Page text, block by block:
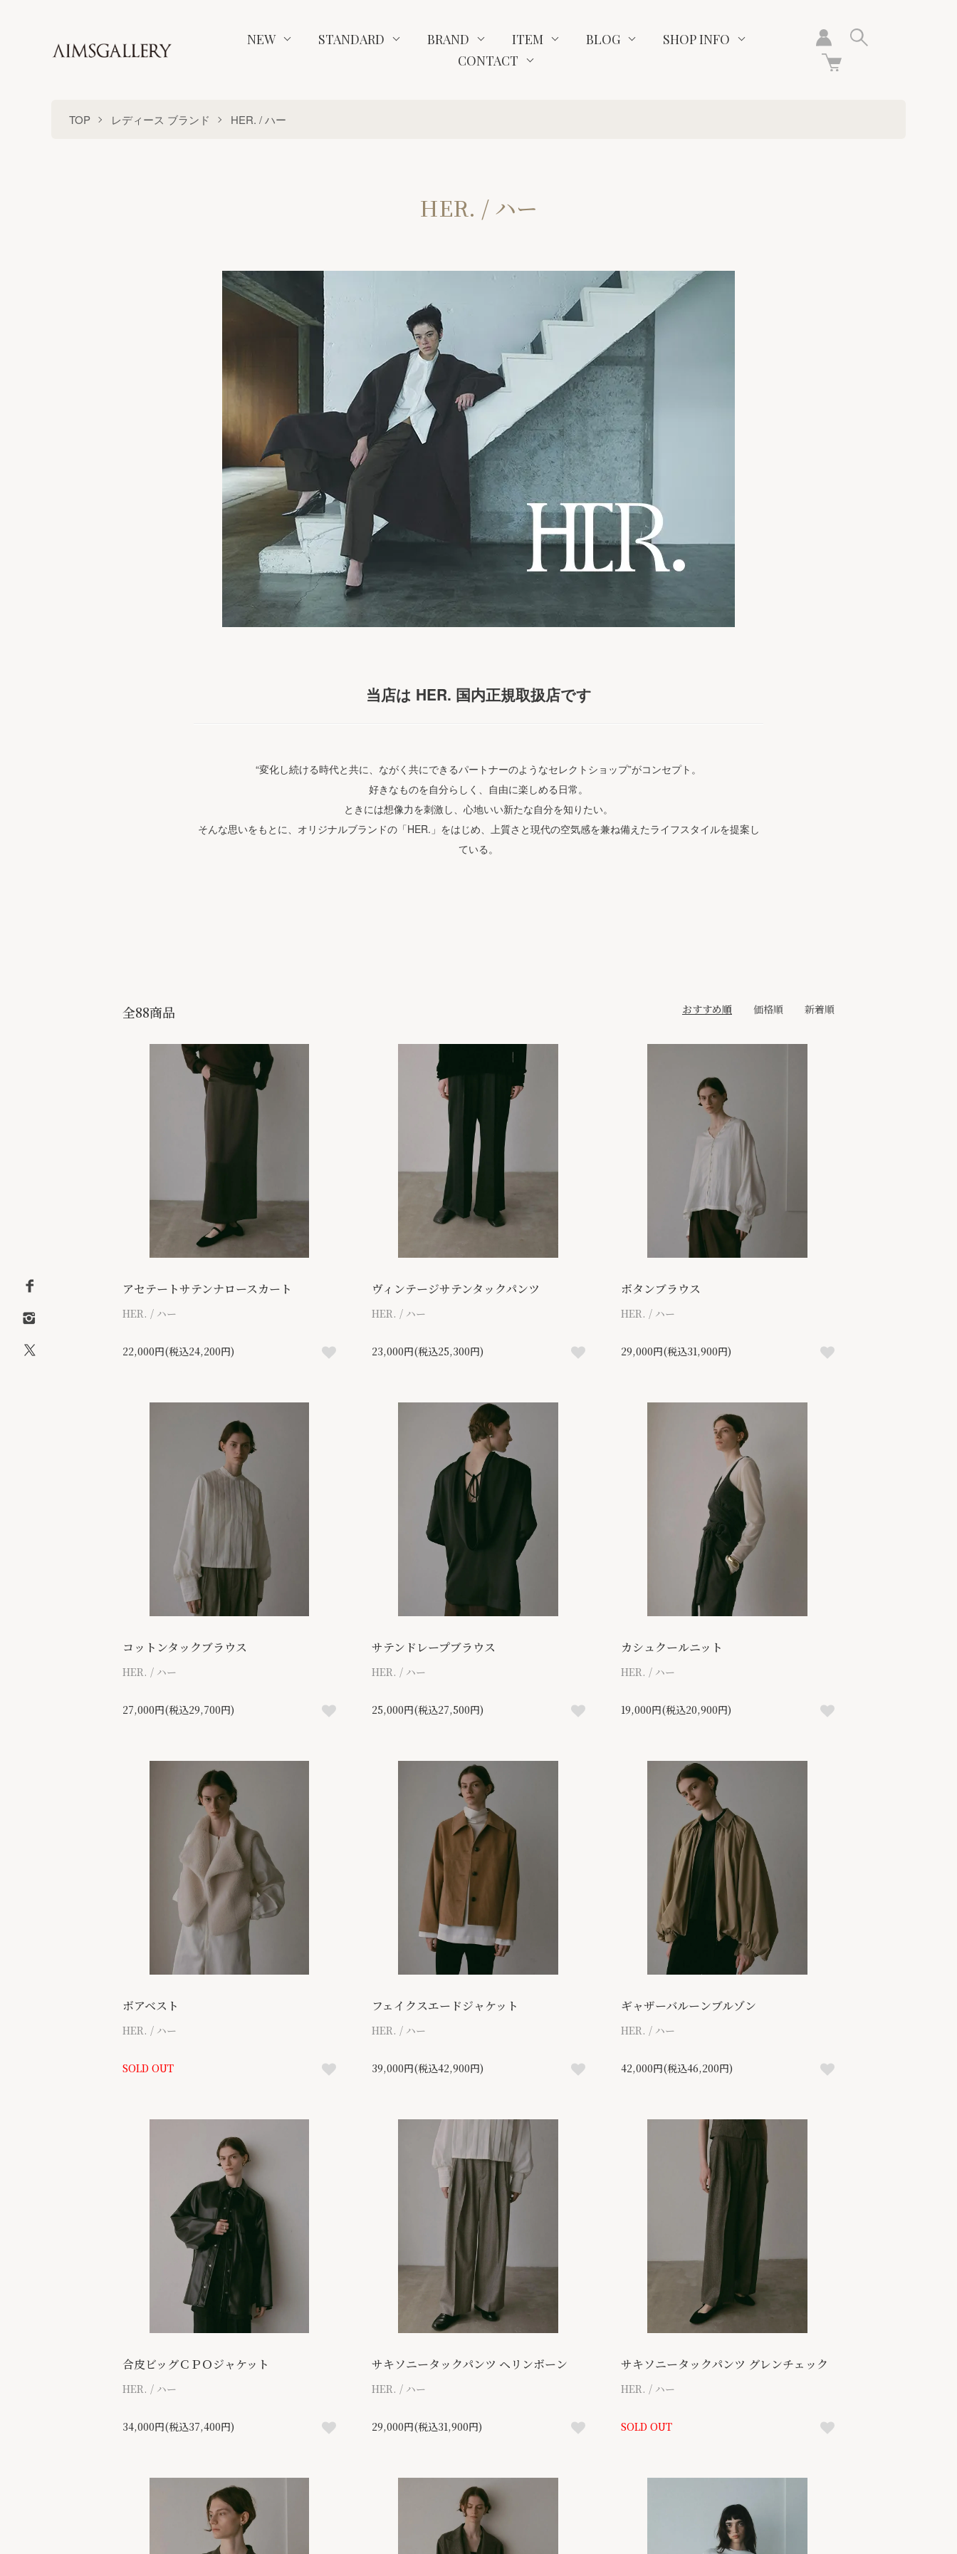
NEW STANDARD BRAND ITEM BLOG
SHOP INFO
CONTACT
TOP レディース ブランド HER. / ハー
HER. / ハー
当店は HER. 国内正規取扱店です
“変化し続ける時代と共に、ながく共にできるパートナーのようなセレクトショップ”がコンセプト。
好きなものを自分らしく、自由に楽しめる日常。
ときには想像力を刺激し、心地いい新たな自分を知りたい。
そんな思いをもとに、オリジナルブランドの「HER.」をはじめ、上質さと現代の空気感を兼ね備えたライフスタイルを提案し
ている。
全88商品 おすすめ順 価格順 新着順
アセテートサテンナロースカート
HER. / ハー
22,000円(税込24,200円)
ヴィンテージサテンタックパンツ
HER. / ハー
23,000円(税込25,300円)
ボタンブラウス
HER. / ハー
29,000円(税込31,900円)
コットンタックブラウス
HER. / ハー
27,000円(税込29,700円)
サテンドレープブラウス
HER. / ハー
25,000円(税込27,500円)
カシュクールニット
HER. / ハー
19,000円(税込20,900円)
ボアベスト
HER. / ハー
SOLD OUT
フェイクスエードジャケット
HER. / ハー
39,000円(税込42,900円)
ギャザーバルーンブルゾン
HER. / ハー
42,000円(税込46,200円)
合皮ビッグＣＰＯジャケット
HER. / ハー
34,000円(税込37,400円)
サキソニータックパンツ ヘリンボーン
HER. / ハー
29,000円(税込31,900円)
サキソニータックパンツ グレンチェック
HER. / ハー
SOLD OUT